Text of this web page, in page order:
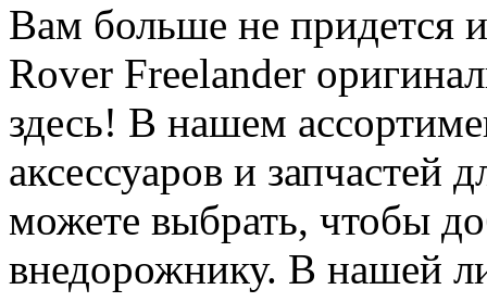
Вам больше не придется
Rover Freelander
здесь! В нашем
аксессуаров и запчастей
можете выбрать, чтобы
внедорожнику. В нашей